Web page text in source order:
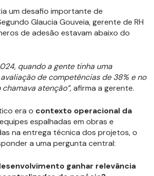
um desafio importante de
Glaucia Gouveia, gerente de RH
de adesão estavam abaixo do
quando a gente tinha uma
de competências de 38% e no
chamava atenção”,afirma a gerente.
era o contexto operacional da
espalhadas em obras e
na entrega técnica dos projetos, o
a uma pergunta central:
ganhar relevância